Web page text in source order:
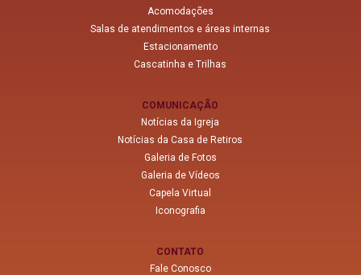
Acomodações
Salas de atendimentos e áreas internas
Estacionamento
Cascatinha e Trilhas
COMUNICAÇÃO
Notícias da Igreja
Notícias da Casa de Retiros
Galeria de Fotos
Galeria de Vídeos
Capela Virtual
Iconografia
CONTATO
Fale Conosco